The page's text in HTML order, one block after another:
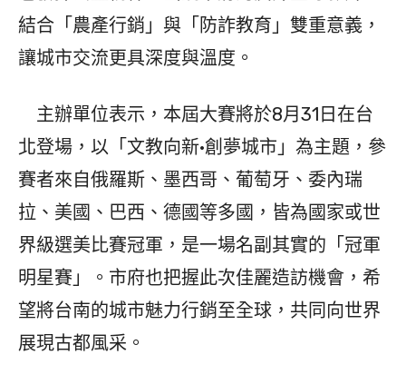
結合「農產行銷」與「防詐教育」雙重意義，
讓城市交流更具深度與溫度。
主辦單位表示，本屆大賽將於8月31日在台
北登場，以「文教向新·創夢城市」為主題，參
賽者來自俄羅斯、墨西哥、葡萄牙、委內瑞
拉、美國、巴西、德國等多國，皆為國家或世
界級選美比賽冠軍，是一場名副其實的「冠軍
明星賽」。市府也把握此次佳麗造訪機會，希
望將台南的城市魅力行銷至全球，共同向世界
展現古都風采。